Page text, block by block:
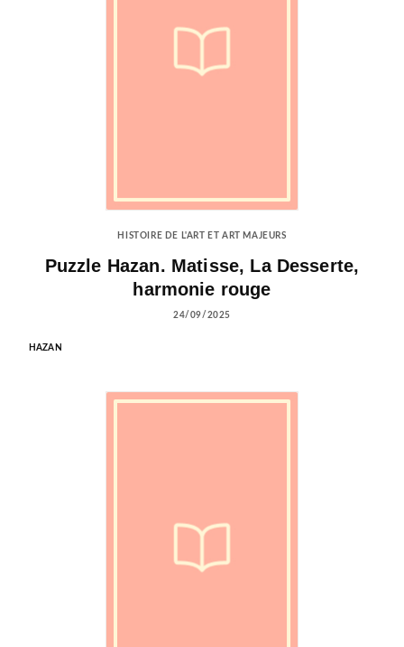
HISTOIRE DE L'ART ET ART MAJEURS
Puzzle Hazan. Matisse, La Desserte,
harmonie rouge
24/09/2025
HAZAN